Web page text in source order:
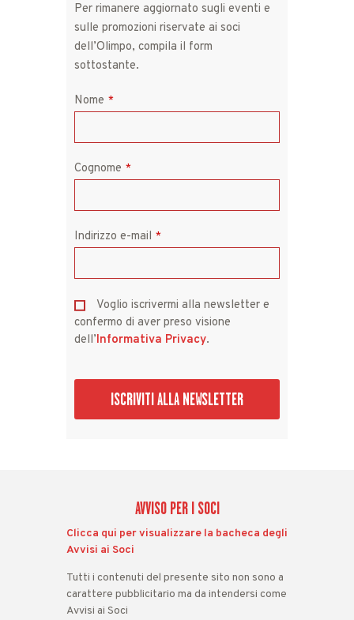
Per rimanere aggiornato sugli eventi e
sulle promozioni riservate ai soci
dell’Olimpo, compila il form
sottostante.
Nome *
Cognome *
Indirizzo e-mail *
Voglio iscrivermi alla newsletter e
confermo di aver preso visione
dell’Informativa Privacy.
ISCRIVITI ALLA NEWSLETTER
AVVISO PER I SOCI
Clicca qui per visualizzare la bacheca degli
Avvisi ai Soci
Tutti i contenuti del presente sito non sono a
carattere pubblicitario ma da intendersi come
Avvisi ai Soci